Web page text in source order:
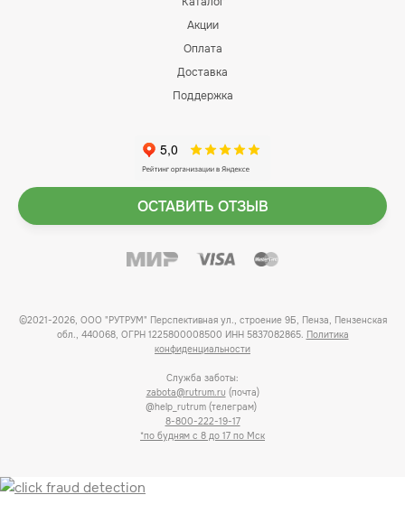
Акции
Оплата
Доставка
Поддержка
ОСТАВИТЬ ОТЗЫВ
©2021-2026, ООО "РУТРУМ" Перспективная ул., строение 9Б, Пенза, Пензенская
обл., 440068, ОГРН 1225800008500 ИНН 5837082865. Политика
конфиденциальности
Служба заботы:
zabota@rutrum.ru (почта)
@help_rutrum (телеграм)
8-800-222-19-17
*по будням с 8 до 17 по Мск